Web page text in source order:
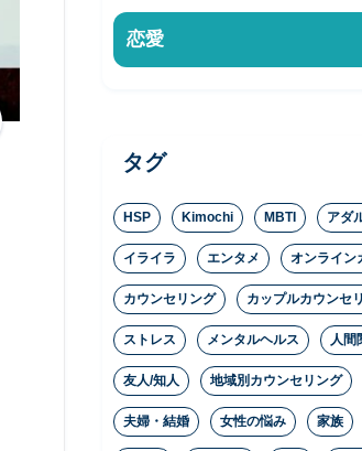
恋愛
タグ
HSP Kimochi MBTI アダ
イライラ エンタメ オンライン
カウンセリング カップルカウンセ
ストレス メンタルヘルス 人間
友人/知人 地域別カウンセリング
夫婦・結婚 女性の悩み 家族